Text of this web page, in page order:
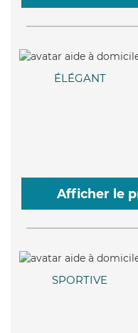
ÉLÉGANT
Afficher le
SPORTIVE